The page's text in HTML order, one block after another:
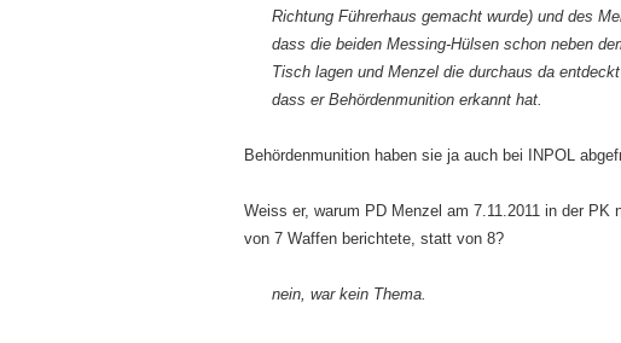
Richtung Führerhaus gemacht wurde) und des
dass die beiden Messing-Hülsen schon neben
Tisch lagen und Menzel die durchaus da
dass er Behördenmunition erkannt hat.
Behördenmunition haben sie ja auch bei INPOL
Weiss er, warum PD Menzel am 7.11.2011 in der
von 7 Waffen berichtete, statt von 8?
nein, war kein Thema.